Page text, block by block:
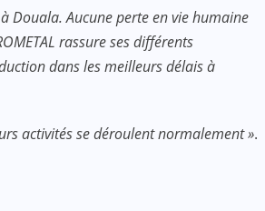
Douala. Aucune perte en vie humaine
rassure ses différents
dans les meilleurs délais à
activités se déroulent normalement ».